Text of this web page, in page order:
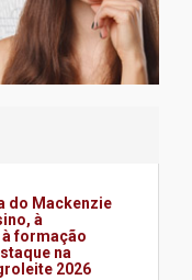
do Mackenzie
à
formação
na
2026